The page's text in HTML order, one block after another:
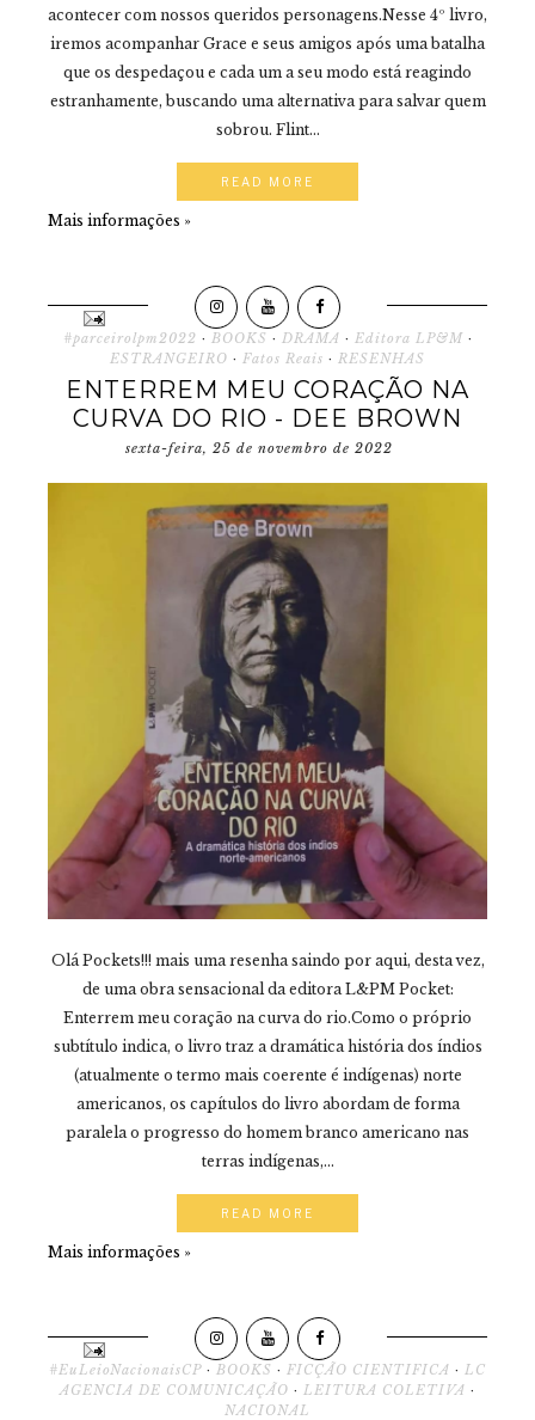
acontecer com nossos queridos personagens.Nesse 4º livro,
iremos acompanhar Grace e seus amigos após uma batalha
que os despedaçou e cada um a seu modo está reagindo
estranhamente, buscando uma alternativa para salvar quem
sobrou. Flint...
READ MORE
Mais informações »
#parceirolpm2022 · BOOKS · DRAMA · Editora LP&M ·
ESTRANGEIRO · Fatos Reais · RESENHAS
ENTERREM MEU CORAÇÃO NA
CURVA DO RIO - DEE BROWN
sexta-feira, 25 de novembro de 2022
Olá Pockets!!! mais uma resenha saindo por aqui, desta vez,
de uma obra sensacional da editora L&PM Pocket:
Enterrem meu coração na curva do rio.Como o próprio
subtítulo indica, o livro traz a dramática história dos índios
(atualmente o termo mais coerente é indígenas) norte
americanos, os capítulos do livro abordam de forma
paralela o progresso do homem branco americano nas
terras indígenas,...
READ MORE
Mais informações »
#EuLeioNacionaisCP · BOOKS · FICÇÃO CIENTIFICA · LC
AGENCIA DE COMUNICAÇÃO · LEITURA COLETIVA ·
NACIONAL